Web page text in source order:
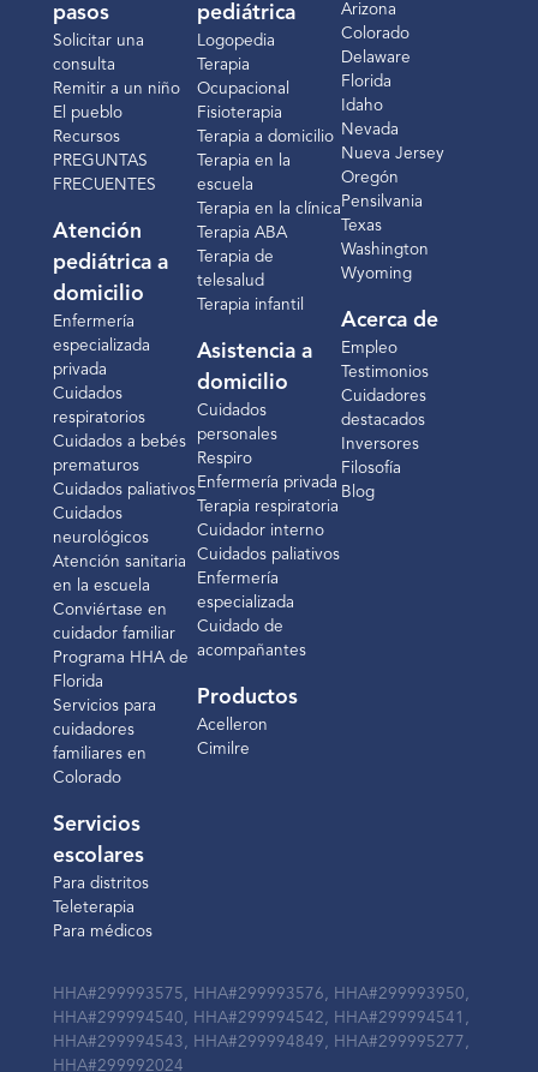
pasos
Solicitar una
consulta
Remitir a un niño
El pueblo
Recursos
PREGUNTAS
FRECUENTES
Atención
pediátrica a
domicilio
Enfermería
especializada
privada
Cuidados
respiratorios
Cuidados a bebés
prematuros
Cuidados paliativos
Cuidados
neurológicos
Atención sanitaria
en la escuela
Conviértase en
cuidador familiar
Programa HHA de
Florida
Servicios para
cuidadores
familiares en
Colorado
Servicios
escolares
Para distritos
Teleterapia
Para médicos
pediátrica
Logopedia
Terapia
Ocupacional
Fisioterapia
Terapia a domicilio
Terapia en la
escuela
Terapia en la clínica
Terapia ABA
Terapia de
telesalud
Terapia infantil
Asistencia a
domicilio
Cuidados
personales
Respiro
Enfermería privada
Terapia respiratoria
Cuidador interno
Cuidados paliativos
Enfermería
especializada
Cuidado de
acompañantes
Productos
Acelleron
Cimilre
Arizona
Colorado
Delaware
Florida
Idaho
Nevada
Nueva Jersey
Oregón
Pensilvania
Texas
Washington
Wyoming
Acerca de
Empleo
Testimonios
Cuidadores
destacados
Inversores
Filosofía
Blog
HHA#299993575, HHA#299993576, HHA#299993950,
HHA#299994540, HHA#299994542, HHA#299994541,
HHA#299994543, HHA#299994849, HHA#299995277,
HHA#299992024